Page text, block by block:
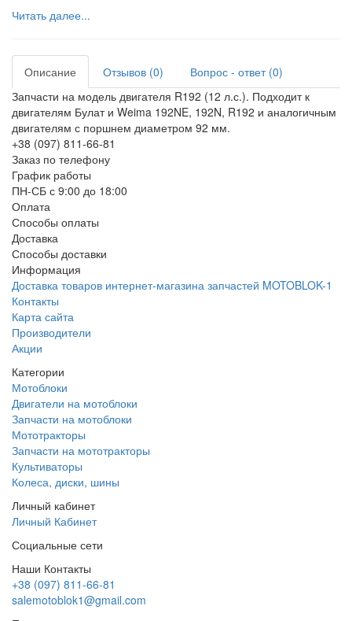
Читать далее...
Описание Отзывов (0)
Вопрос - ответ (0)
Запчасти на модель двигателя R192 (12 л.с.). Подходит к
двигателям Булат и Weima 192NE, 192N, R192 и аналогичным
двигателям с поршнем диаметром 92 мм.
+38 (097) 811-66-81
Заказ по телефону
График работы
ПН-СБ с 9:00 до 18:00
Оплата
Способы оплаты
Доставка
Способы доставки
Информация
Доставка товаров интернет-магазина запчастей MOTOBLOK-1
Контакты
Карта сайта
Производители
Акции
Категории
Мотоблоки
Двигатели на мотоблоки
Запчасти на мотоблоки
Мототракторы
Запчасти на мототракторы
Культиваторы
Колеса, диски, шины
Личный кабинет
Личный Кабинет
Социальные сети
Наши Контакты
+38 (097) 811-66-81
salemotoblok1@gmail.com